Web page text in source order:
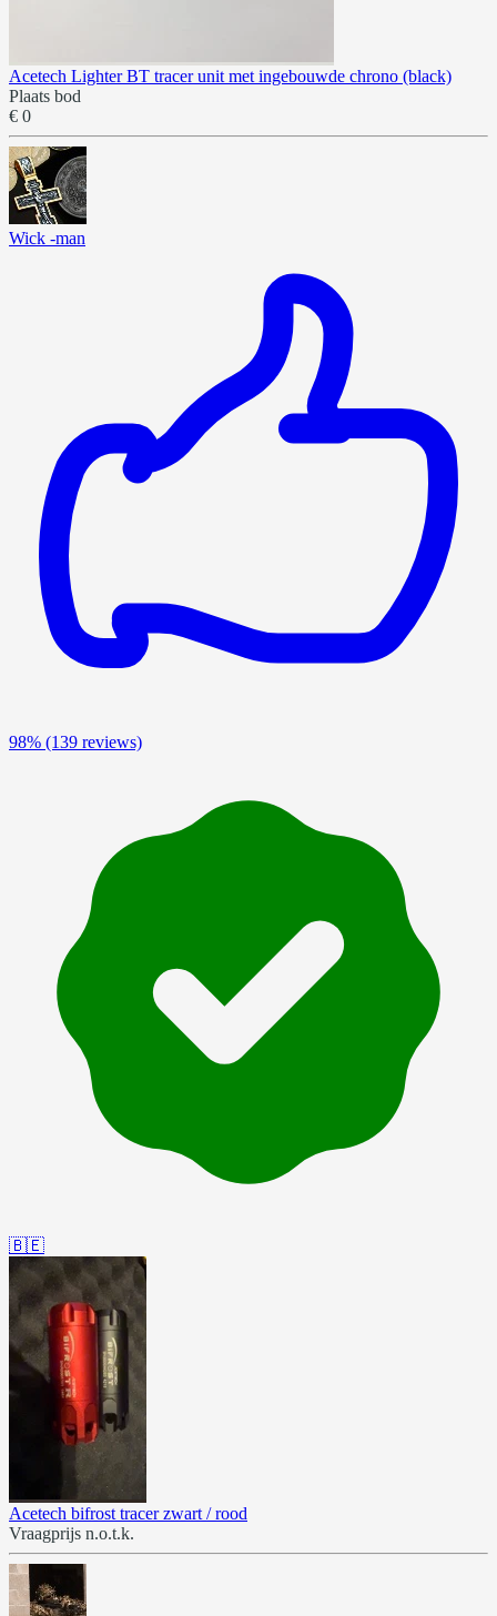
Acetech Lighter BT tracer unit met ingebouwde chrono (black)
Plaats bod
€ 0
Wick -man
98% (139 reviews)
🇧🇪
Acetech bifrost tracer zwart / rood
Vraagprijs n.o.t.k.